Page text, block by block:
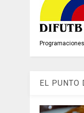
EL PUNTO